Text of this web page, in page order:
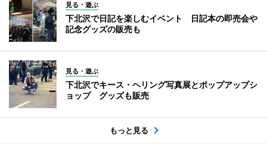
見る・遊ぶ
下北沢で日記を楽しむイベント 日記本の即売会や
記念グッズの販売も
見る・遊ぶ
下北沢でキース・ヘリング写真展とポップアップシ
ョップ グッズも販売
もっと見る